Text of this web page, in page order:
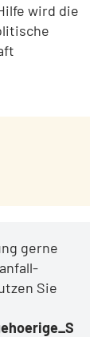
wird die
gerne
Sie